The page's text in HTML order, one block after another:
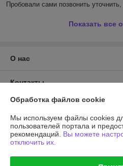
Пробовали сами позвонить
Показать все
О нас
Контакты
Доставка и оплата
График работы
Обработка файлов cookie
Мы используем файлы cookies
пользователей портала и
рекомендаций. Вы можете
отключить их.